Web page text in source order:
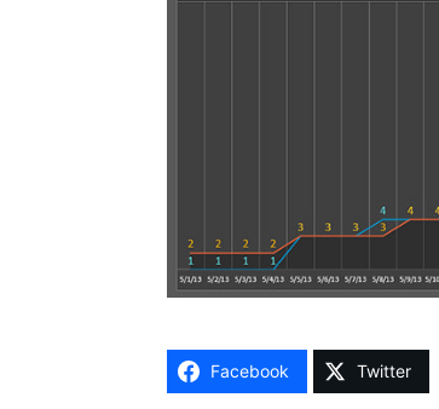
Facebook Twitter